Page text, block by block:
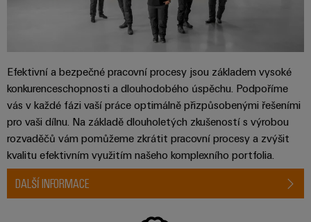
Efektivní a bezpečné pracovní procesy jsou základem vysoké
konkurenceschopnosti a dlouhodobého úspěchu. Podpoříme
vás v každé fázi vaší práce optimálně přizpůsobenými řešeními
pro vaši dílnu. Na základě dlouholetých zkušeností s výrobou
rozvaděčů vám pomůžeme zkrátit pracovní procesy a zvýšit
kvalitu efektivním využitím našeho komplexního portfolia.
DALŠÍ INFORMACE